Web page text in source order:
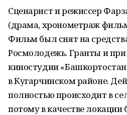
Сценарист и режиссер
(драма, хронометраж
Фильм был снят на
Росмолодежь. Гранты и
киностудии
в Кугарчинском районе.
полностью происходит в
потому в качестве